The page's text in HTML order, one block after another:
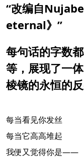
“改编自
eternal》”
每句话的字数
等，展现了一
棱镜的永恒的
每当看见你发丝
每当它高高堆起
我便又觉得你是——